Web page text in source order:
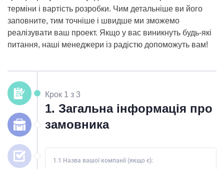
терміни і вартість розробки. Чим детальніше ви його
заповните, тим точніше і швидше ми зможемо
реалізувати ваш проект. Якщо у вас виникнуть будь-які
питання, наші менеджери із радістю допоможуть вам!
Крок 1 з 3
1. Загальна інформація про
замовника
1.1 Назва вашої компанії (якщо є):